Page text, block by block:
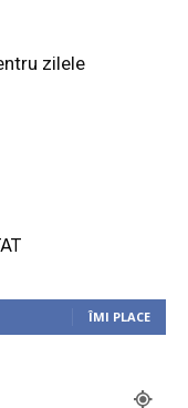
zilele
ÎMI PLACE